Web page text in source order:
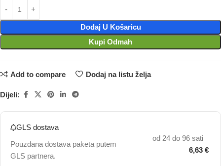
Dodaj U Košaricu
Kupi Odmah
Add to compare Dodaj na listu želja
Dijeli:
GLS dostava
Pouzdana dostava paketa putem
GLS partnera.
od 24 do 96 sati
6,63 €